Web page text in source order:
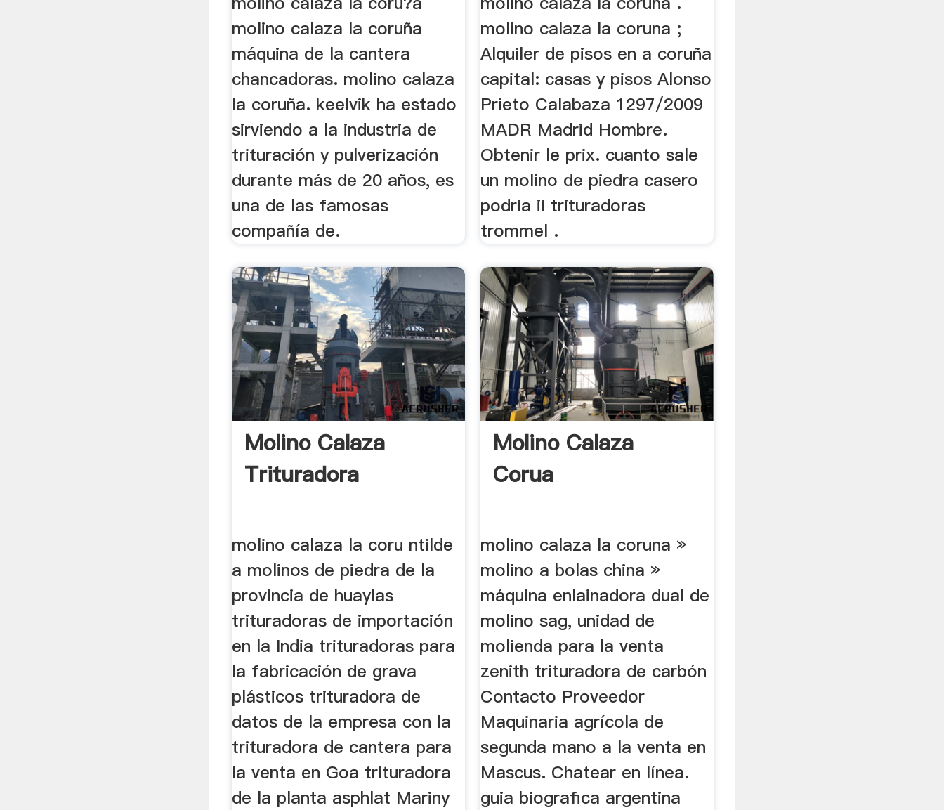
molino calaza la coruña
máquina de la cantera
chancadoras. molino calaza
la coruña. keelvik ha estado
sirviendo a la industria de
trituración y pulverización
durante más de 20 años, es
una de las famosas
compañía de.
molino calaza la coruna ;
Alquiler de pisos en a coruña
capital: casas y pisos Alonso
Prieto Calabaza 1297/2009
MADR Madrid Hombre.
Obtenir le prix. cuanto sale
un molino de piedra casero
podria ii trituradoras
trommel .
Molino Calaza
Trituradora
molino calaza la coru ntilde
a molinos de piedra de la
provincia de huaylas
trituradoras de importación
en la India trituradoras para
la fabricación de grava
plásticos trituradora de
datos de la empresa con la
trituradora de cantera para
la venta en Goa trituradora
de la planta asphlat Mariny
Molino Calaza
Corua
molino calaza la coruna »
molino a bolas china »
máquina enlainadora dual de
molino sag, unidad de
molienda para la venta
zenith trituradora de carbón
Contacto Proveedor
Maquinaria agrícola de
segunda mano a la venta en
Mascus. Chatear en línea.
guia biografica argentina